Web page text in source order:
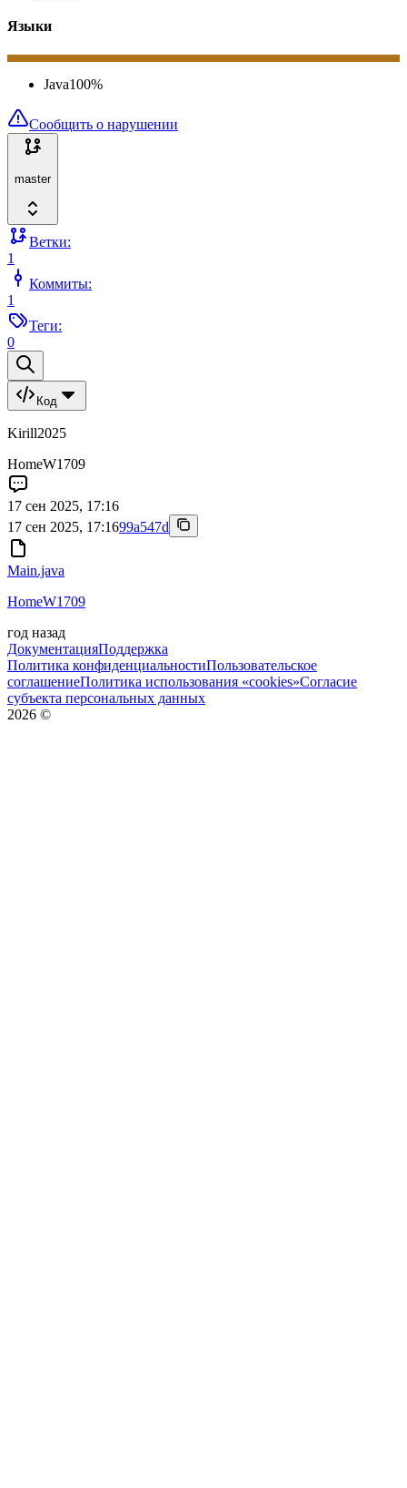
Языки
Java100%
Сообщить о нарушении
master
Ветки:
1
Коммиты:
1
Теги:
0
Код
Kirill2025
HomeW1709
17 сен 2025, 17:16
17 сен 2025, 17:1699a547d
Main.java
HomeW1709
год назад
ДокументацияПоддержка
Политика конфиденциальностиПользовательское
соглашениеПолитика использования «cookies»Согласие
субъекта персональных данных
2026 ©